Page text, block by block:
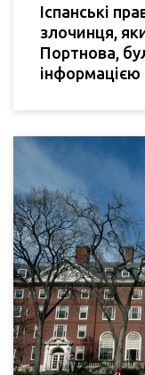
Іспанські
злочинця,
Портнова,
інформацією